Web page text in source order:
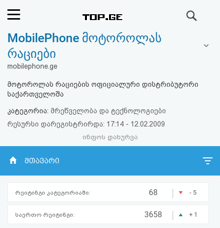
რეიტინგი
(მთავარი)
ფოსტა
კითხვა-
პასუხი
ავტორიზაცია
MobilePhone მოტოროლას
რაციები
mobilephone.ge
მოტოროლას რაციების ოფიციალური დისტრიბუტორი
საქართველოშა
კატეგორია: მრეწველობა და ტექნოლოგიები
რესურსი დარეგისტრირდა: 17:14 - 12.02.2009
ინფოს დახურვა
მთავარი
რეიტინგი კატეგორიაში: 68 | - 5
საერთო რეიტინგი: 3658 | + 1